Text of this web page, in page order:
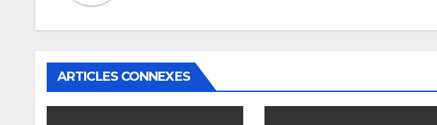
ARTICLES CONNEXES